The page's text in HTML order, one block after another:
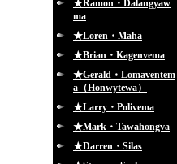
★Ramon・Dalangyaw
ma
★Loren・Maha
★Brian・Kagenvema
★Gerald・Lomaventem
a（Honwytewa）
★Larry・Polivema
★Mark・Tawahongva
★Darren・Silas